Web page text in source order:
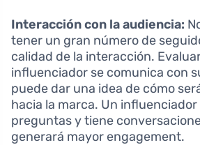
Interacción con la audiencia:
tener un gran número de
calidad de la interacción.
influenciador se comunica con
puede dar una idea de cómo
hacia la marca. Un
preguntas y tiene
generará mayor engagement.